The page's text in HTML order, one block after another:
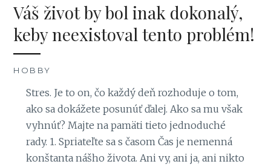
Váš život by bol inak dokonalý,
keby neexistoval tento problém!
HOBBY
Stres. Je to on, čo každý deň rozhoduje o tom,
ako sa dokážete posunúť ďalej. Ako sa mu však
vyhnúť? Majte na pamäti tieto jednoduché
rady. 1. Spriateľte sa s časom Čas je nemenná
konštanta nášho života. Ani vy, ani ja, ani nikto